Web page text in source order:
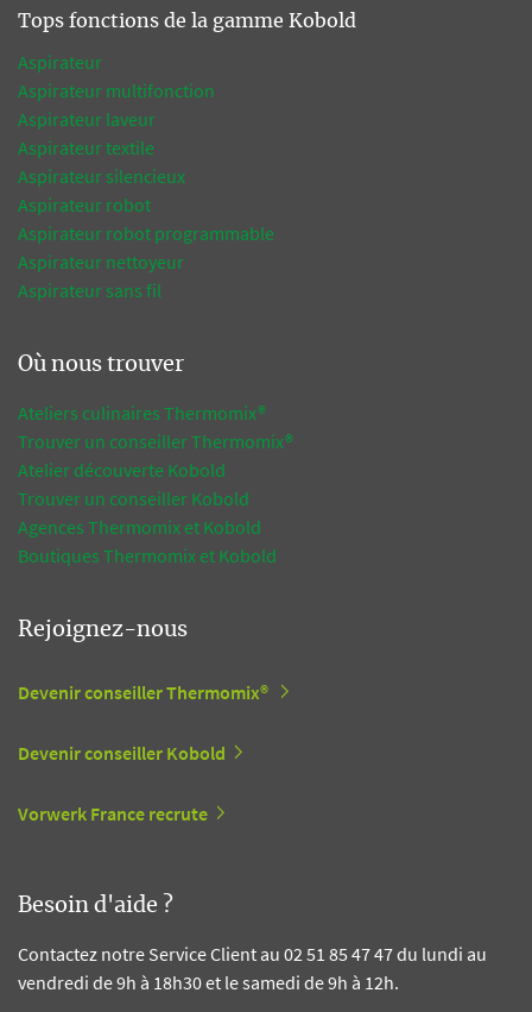
Tops fonctions de la gamme Kobold
Aspirateur
Aspirateur multifonction
Aspirateur laveur
Aspirateur textile
Aspirateur silencieux
Aspirateur robot
Aspirateur robot programmable
Aspirateur nettoyeur
Aspirateur sans fil
Où nous trouver
Ateliers culinaires Thermomix®
Trouver un conseiller Thermomix®
Atelier découverte Kobold
Trouver un conseiller Kobold
Agences Thermomix et Kobold
Boutiques Thermomix et Kobold
Rejoignez-nous
Devenir conseiller Thermomix®
Devenir conseiller Kobold
Vorwerk France recrute
Besoin d'aide ?
Contactez notre Service Client au 02 51 85 47 47 du lundi au
vendredi de 9h à 18h30 et le samedi de 9h à 12h.